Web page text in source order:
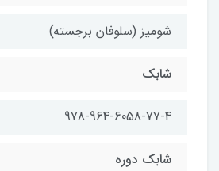
شومیز (سلوفان برجسته)
شابك
978-964-6058-77-4
شابك دوره